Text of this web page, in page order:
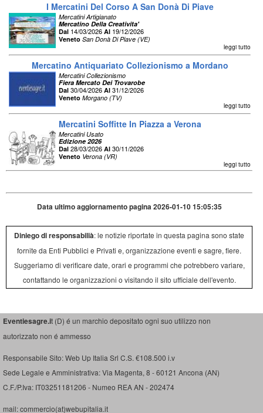
I Mercatini Del Corso A San Donà Di Piave
Mercatini Artigianato
Mercatino Della Creativita'
Dal 14/03/2026 Al 19/12/2026
Veneto San Donà Di Piave (VE)
leggi tutto
Mercatino Antiquariato Collezionismo a Mordano
Mercatini Collezionismo
Fiera Mercato Dei Trovarobe
Dal 30/04/2026 Al 31/12/2026
Veneto Morgano (TV)
leggi tutto
Mercatini Soffitte In Piazza a Verona
Mercatini Usato
Edizione 2026
Dal 28/03/2026 Al 30/11/2026
Veneto Verona (VR)
leggi tutto
Data ultimo aggiornamento pagina 2026-01-10 15:05:35
Diniego di responsabilià: le notizie riportate in questa pagina sono state
fornite da Enti Pubblici e Privati e, organizzazione eventi e sagre, fiere.
Suggeriamo di verificare date, orari e programmi che potrebbero variare,
contattando le organizzazioni o visitando il sito ufficiale dell'evento.
Eventiesagre.it (D) é un marchio depositato ogni suo utilizzo non
autorizzato non é ammesso
Responsabile Sito: Web Up Italia Srl C.S. €108.500 i.v
Sede Legale e Amministrativa: Via Magenta, 8 - 60121 Ancona (AN)
C.F./P.Iva: IT03251181206 - Numeo REA AN - 202474
mail: commercio(at)webupitalia.it